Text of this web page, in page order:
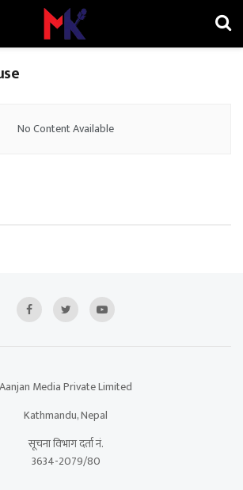
No Content Available
Aanjan Media Private Limited
Kathmandu, Nepal
सूचना विभाग दर्ता नं.
3634-2079/80